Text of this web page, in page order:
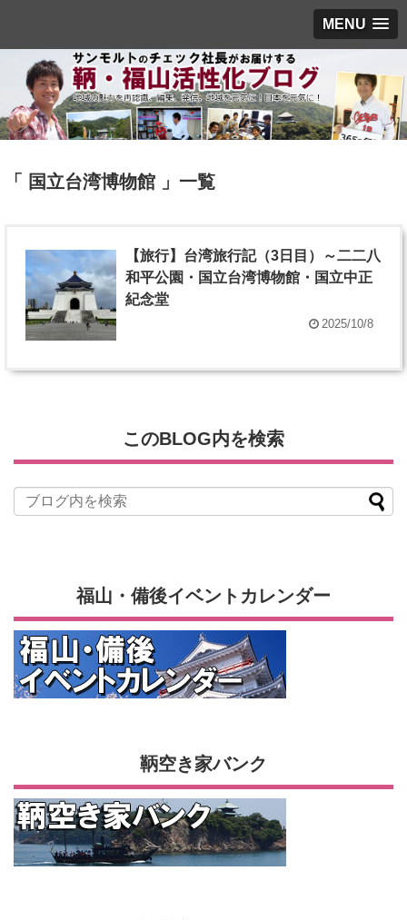
MENU
「 国立台湾博物館 」一覧
【旅行】台湾旅行記（3日目）～二二八
和平公園・国立台湾博物館・国立中正
紀念堂
2025/10/8
このBLOG内を検索
福山・備後イベントカレンダー
鞆空き家バンク